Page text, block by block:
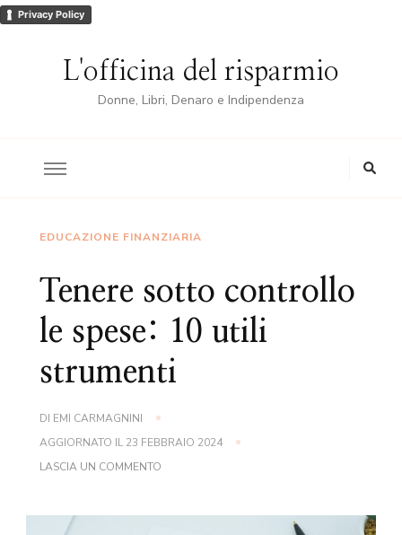
Privacy Policy
L'officina del risparmio
Donne, Libri, Denaro e Indipendenza
EDUCAZIONE FINANZIARIA
Tenere sotto controllo
le spese: 10 utili
strumenti
DI EMI CARMAGNINI
AGGIORNATO IL23 FEBBRAIO 2024
LASCIA UN COMMENTO